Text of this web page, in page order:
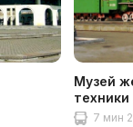
Музей
техники
7 мин